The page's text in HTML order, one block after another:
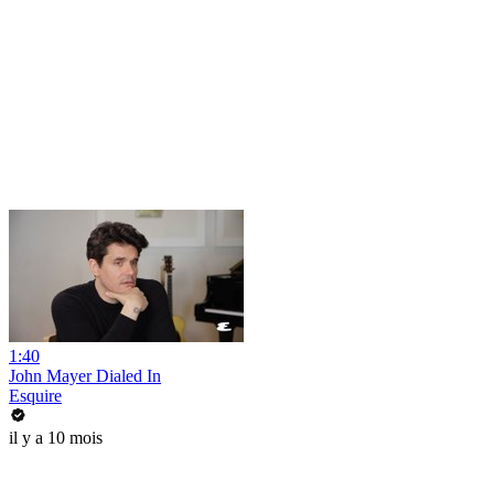
1:40
John Mayer Dialed In
Esquire
il y a 10 mois